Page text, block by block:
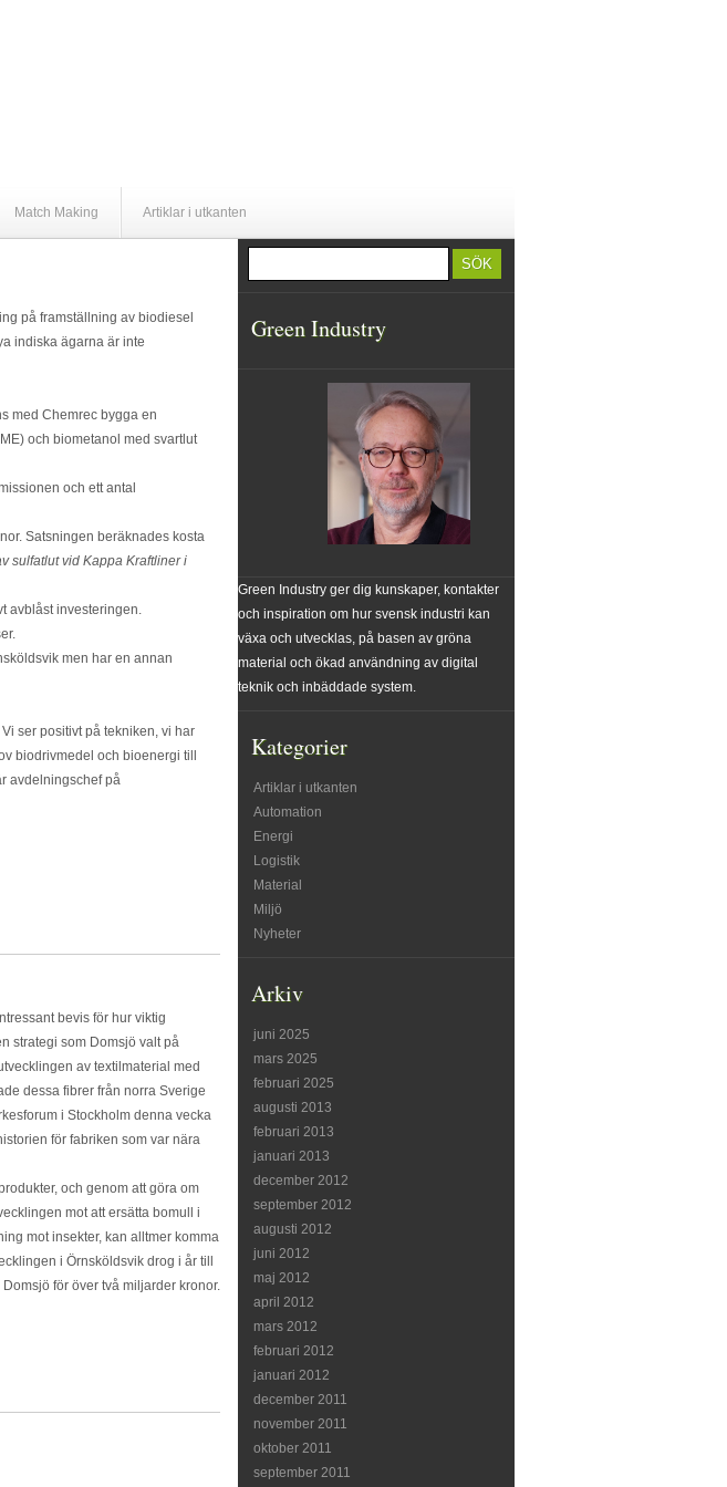
Match Making Artiklar i utkanten
på framställning av biodiesel
indiska ägarna är inte
med Chemrec bygga en
och biometanol med svartlut
och ett antal
Satsningen beräknades kosta
sulfatlut vid Kappa Kraftliner i
avblåst investeringen.
men har en annan
ser positivt på tekniken, vi har
biodrivmedel och bioenergi till
avdelningschef på
bevis för hur viktig
strategi som Domsjö valt på
av textilmaterial med
dessa fibrer från norra Sverige
i Stockholm denna vecka
för fabriken som var nära
och genom att göra om
mot att ersätta bomull i
mot insekter, kan alltmer komma
i Örnsköldsvik drog i år till
för över två miljarder kronor.
Green Industry
Green Industry ger dig kunskaper, kontakter
och inspiration om hur svensk industri kan
växa och utvecklas, på basen av gröna
material och ökad användning av digital
teknik och inbäddade system.
Kategorier
Artiklar i utkanten
Automation
Energi
Logistik
Material
Miljö
Nyheter
Arkiv
juni 2025
mars 2025
februari 2025
augusti 2013
februari 2013
januari 2013
december 2012
september 2012
augusti 2012
juni 2012
maj 2012
april 2012
mars 2012
februari 2012
januari 2012
december 2011
november 2011
oktober 2011
september 2011